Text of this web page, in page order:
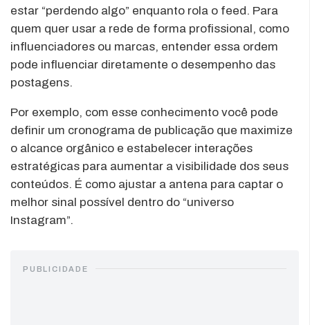
estar “perdendo algo” enquanto rola o feed. Para
quem quer usar a rede de forma profissional, como
influenciadores ou marcas, entender essa ordem
pode influenciar diretamente o desempenho das
postagens.
Por exemplo, com esse conhecimento você pode
definir um cronograma de publicação que maximize
o alcance orgânico e estabelecer interações
estratégicas para aumentar a visibilidade dos seus
conteúdos. É como ajustar a antena para captar o
melhor sinal possível dentro do “universo
Instagram”.
PUBLICIDADE